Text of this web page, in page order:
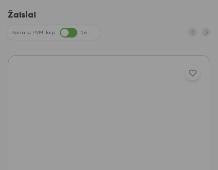
Žaislai
Kaina su PVM Taip Ne